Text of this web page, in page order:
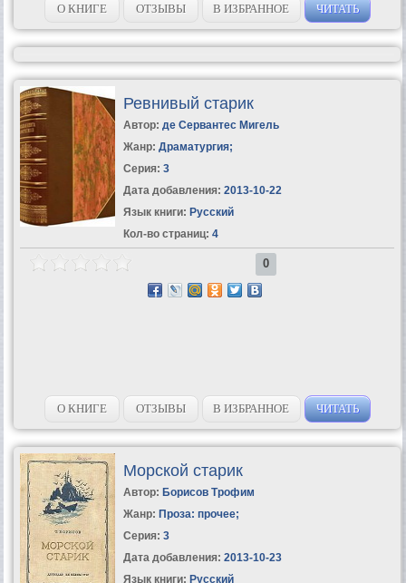
О КНИГЕ ОТЗЫВЫ В ИЗБРАННОЕ ЧИТАТЬ
Ревнивый старик
Автор: де Сервантес Мигель
Жанр: Драматургия;
Серия: 3
Дата добавления: 2013-10-22
Язык книги: Русский
Кол-во страниц: 4
0
О КНИГЕ ОТЗЫВЫ В ИЗБРАННОЕ ЧИТАТЬ
Морской старик
Автор: Борисов Трофим
Жанр: Проза: прочее;
Серия: 3
Дата добавления: 2013-10-23
Язык книги: Русский